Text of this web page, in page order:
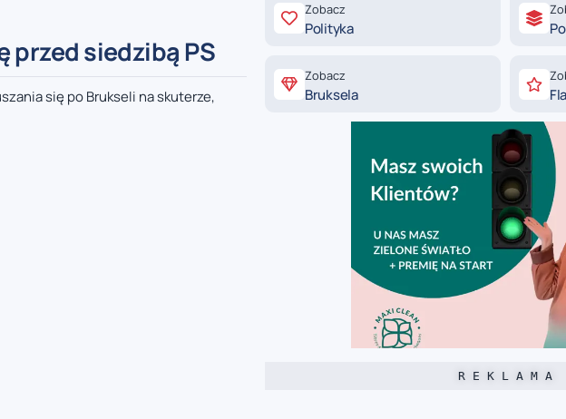
przed siedzibą PS
się po Brukseli na skuterze,
Zobacz
Polityka
Zobacz
Bruksela
R E K L A M A